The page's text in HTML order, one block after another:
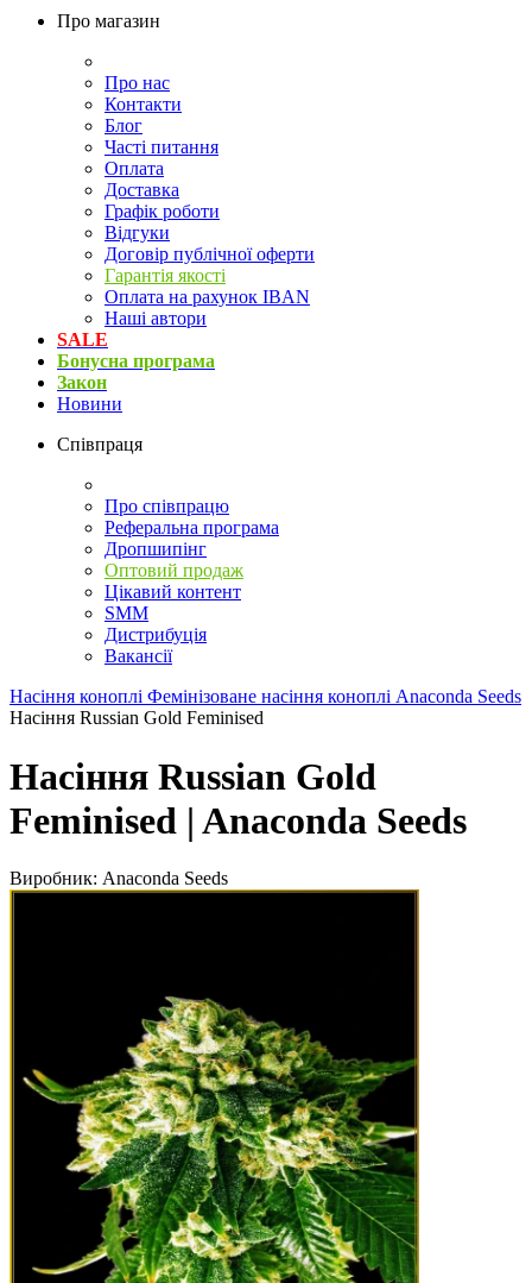
Про магазин
Про нас
Контакти
Блог
Часті питання
Оплата
Доставка
Графік роботи
Відгуки
Договір публічної оферти
Гарантія якості
Оплата на рахунок IBAN
Наші автори
SALE
Бонусна програма
Закон
Новини
Співпраця
Про співпрацю
Реферальна програма
Дропшипінг
Оптовий продаж
Цікавий контент
SMM
Дистрибуція
Вакансії
Насіння коноплі Фемінізоване насіння коноплі Anaconda Seeds
Насіння Russian Gold Feminised
Насіння Russian Gold
Feminised | Anaconda Seeds
Виробник: Anaconda Seeds